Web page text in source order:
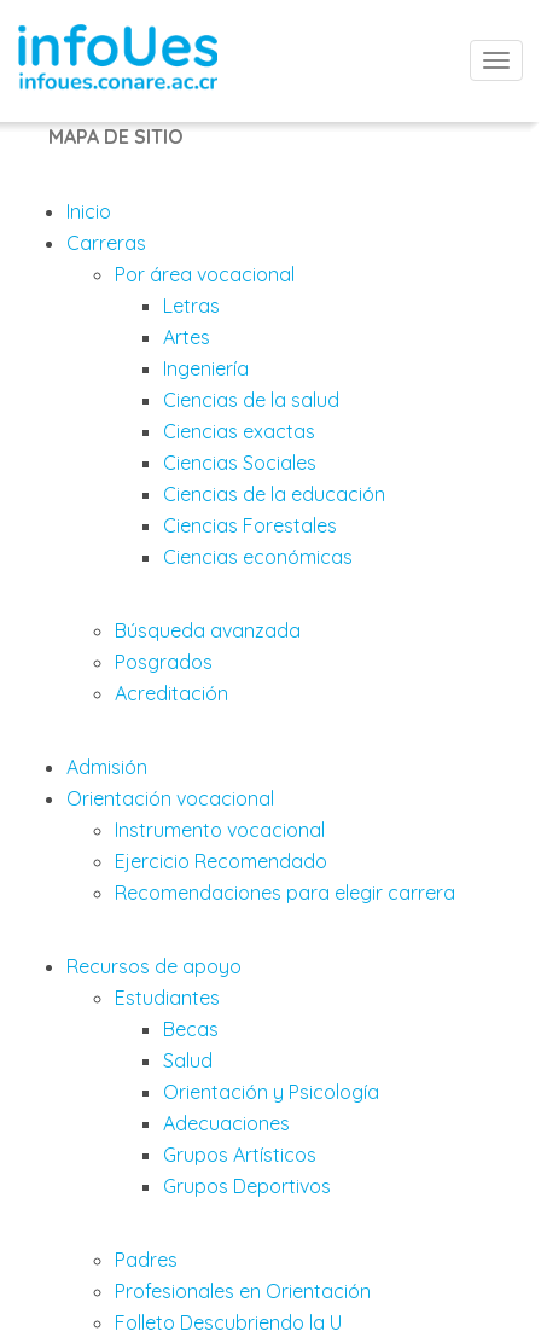
MAPA DE SITIO
Inicio
Carreras
Por área vocacional
Letras
Artes
Ingeniería
Ciencias de la salud
Ciencias exactas
Ciencias Sociales
Ciencias de la educación
Ciencias Forestales
Ciencias económicas
Búsqueda avanzada
Posgrados
Acreditación
Admisión
Orientación vocacional
Instrumento vocacional
Ejercicio Recomendado
Recomendaciones para elegir carrera
Recursos de apoyo
Estudiantes
Becas
Salud
Orientación y Psicología
Adecuaciones
Grupos Artísticos
Grupos Deportivos
Padres
Profesionales en Orientación
Folleto Descubriendo la U